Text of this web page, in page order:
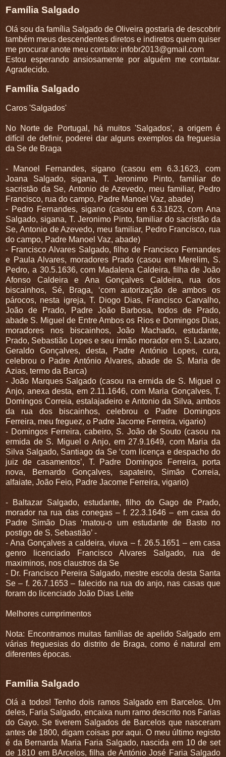
Família Salgado
Olá sou da família Salgado de Oliveira gostaria de descobrir
também meus descendentes diretos e indiretos quem quiser
me procurar anote meu contato: infobr2013@gmail.com
Estou esperando ansiosamente por alguém me contatar.
Agradecido.
Família Salgado
Caros 'Salgados'
No Norte de Portugal, há muitos 'Salgados', a origem é
difícil de definir, poderei dar alguns exemplos da freguesia
da Se de Braga
- Manoel Fernandes, sigano (casou em 6.3.1623, com
Joana Salgado, sigana, T. Jeronimo Pinto, familiar do
sacristão da Se, Antonio de Azevedo, meu familiar, Pedro
Francisco, rua do campo, Padre Manoel Vaz, abade)
- Pedro Fernandes, sigano (casou em 6.3.1623, com Ana
Salgado, sigana, T. Jeronimo Pinto, familiar do sacristão da
Se, Antonio de Azevedo, meu familiar, Pedro Francisco, rua
do campo, Padre Manoel Vaz, abade)
- Francisco Alvares Salgado, filho de Francisco Fernandes
e Paula Alvares, moradores Prado (casou em Merelim, S.
Pedro, a 30.5.1636, com Madalena Caldeira, filha de João
Afonso Caldeira e Ana Gonçalves Caldeira, rua dos
biscainhos, Sé, Braga, ‘com autorização de ambos os
párocos, nesta igreja, T. Diogo Dias, Francisco Carvalho,
João de Prado, Padre João Barbosa, todos de Prado,
abade S. Miguel de Entre Ambos os Rios e Domingos Dias,
moradores nos biscainhos, João Machado, estudante,
Prado, Sebastião Lopes e seu irmão morador em S. Lazaro,
Geraldo Gonçalves, desta, Padre António Lopes, cura,
celebrou o Padre António Alvares, abade de S. Maria de
Azias, termo da Barca)
- João Marques Salgado (casou na ermida de S. Miguel o
Anjo, anexa desta, em 2.11.1646, com Maria Gonçalves, T.
Domingos Correia, estalajadeiro e Antonio da Silva, ambos
da rua dos biscainhos, celebrou o Padre Domingos
Ferreira, meu freguez, o Padre Jacome Ferreira, vigario)
- Domingos Ferreira, cabeiro, S. João de Souto (casou na
ermida de S. Miguel o Anjo, em 27.9.1649, com Maria da
Silva Salgado, Santiago da Se ‘com licença e despacho do
juiz de casamentos’, T. Padre Domingos Ferreira, porta
nova, Bernardo Gonçalves, sapateiro, Simão Correia,
alfaiate, João Feio, Padre Jacome Ferreira, vigario)
- Baltazar Salgado, estudante, filho do Gago de Prado,
morador na rua das conegas – f. 22.3.1646 – em casa do
Padre Simão Dias ‘matou-o um estudante de Basto no
postigo de S. Sebastião’ -
- Ana Gonçalves a caldeira, viuva – f. 26.5.1651 – em casa
genro licenciado Francisco Alvares Salgado, rua de
maximinos, nos claustros da Se
- Dr. Francisco Pereira Salgado, mestre escola desta Santa
Se – f. 26.7.1653 – falecido na rua do anjo, nas casas que
foram do licenciado João Dias Leite
Melhores cumprimentos
Nota: Encontramos muitas famílias de apelido Salgado em
várias freguesias do distrito de Braga, como é natural em
diferentes épocas.
Família Salgado
Olá a todos! Tenho dois ramos Salgado em Barcelos. Um
deles, Faria Salgado, encaixa num ramo descrito nos Farias
do Gayo. Se tiverem Salgados de Barcelos que nasceram
antes de 1800, digam coisas por aqui. O meu último registo
é da Bernarda Maria Faria Salgado, nascida em 10 de set
de 1810 em BArcelos, filha de António José Faria Salgado